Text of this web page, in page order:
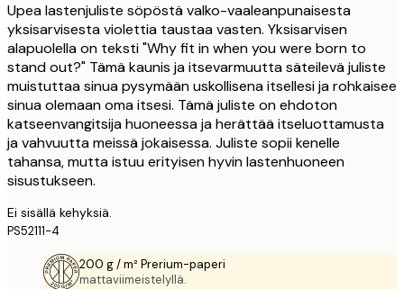
Upea lastenjuliste söpöstä valko-vaaleanpunaisesta
yksisarvisesta violettia taustaa vasten. Yksisarvisen
alapuolella on teksti "Why fit in when you were born to
stand out?" Tämä kaunis ja itsevarmuutta säteilevä juliste
muistuttaa sinua pysymään uskollisena itsellesi ja rohkaisee
sinua olemaan oma itsesi. Tämä juliste on ehdoton
katseenvangitsija huoneessa ja herättää itseluottamusta
ja vahvuutta meissä jokaisessa. Juliste sopii kenelle
tahansa, mutta istuu erityisen hyvin lastenhuoneen
sisustukseen.
Ei sisällä kehyksiä.
PS52111-4
200 g / m² Prerium-paperi
mattaviimeistelyllä.